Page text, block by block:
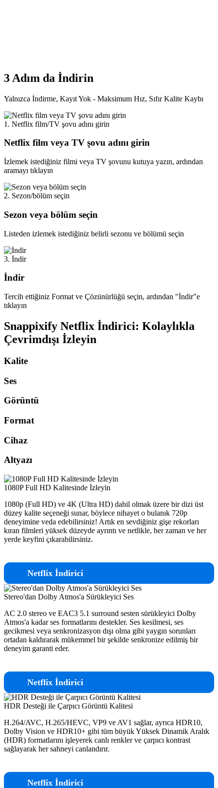
3 Adım da İndirin
Yalnızca İndirme, Kayıt Yok - Maksimum Hız, Sıfır Kalite Kaybı
1. Netflix film/TV şovu adını girin
Netflix film veya TV şovu adını girin
İzlemek istediğiniz filmi veya TV şovunu kutuya yazın, ardından
aramayı tıklayın
2. Sezon/bölüm seçin
Sezon veya bölüm seçin
Listeden izlemek istediğiniz belirli sezonu ve bölümü seçin
3. İndir
İndir
Tercih ettiğiniz Format ve Çözünürlüğü seçin, ardından "İndir"e
tıklayın
Snappixify Netflix İndirici: Kolaylıkla
Çevrimdışı İzleyin
Kalite
Ses
Görüntü
Format
Cihaz
Altyazı
1080P Full HD Kalitesinde İzleyin
1080p (Full HD) ve 4K (Ultra HD) dahil olmak üzere bir dizi üst
düzey kalite seçeneği sunar, böylece nihayet o bulanık 720p
deneyimine veda edebilirsiniz! Artık en sevdiğiniz gişe rekorları
kıran filmleri yüksek düzeyde ayrıntı ve netlikle, her zaman ve her
yerde keyfini çıkarabilirsiniz.
Netflix İndirici
Stereo'dan Dolby Atmos'a Sürükleyici Ses
AC 2.0 stereo ve EAC3 5.1 surround sesten sürükleyici Dolby
Atmos'a kadar ses formatlarını destekler. Ses kesilmesi, ses
gecikmesi veya senkronizasyon dışı olma gibi yaygın sorunları
ortadan kaldırarak mükemmel bir şekilde senkronize edilmiş bir
deneyim garanti eder.
Netflix İndirici
HDR Desteği ile Çarpıcı Görüntü Kalitesi
H.264/AVC, H.265/HEVC, VP9 ve AV1 sağlar, ayrıca HDR10,
Dolby Vision ve HDR10+ gibi tüm büyük Yüksek Dinamik Aralık
(HDR) formatlarını işleyerek canlı renkler ve çarpıcı kontrast
sağlayarak her sahneyi canlandırır.
Netflix İndirici